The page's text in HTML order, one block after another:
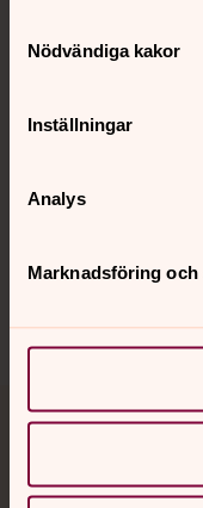
Nödvändiga kakor
Inställningar
Analys
Marknadsföring och
Jourhavande
Akut samtals- och